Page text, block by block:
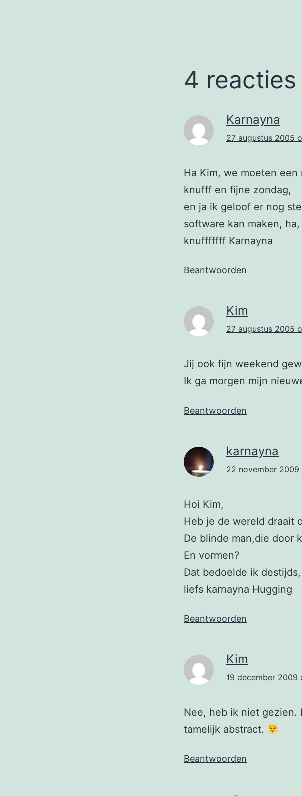
4 reacties
Karnayna
27 augustus 2005
Ha Kim, we moeten
knufff en fijne zondag,
en ja ik geloof er nog
software kan maken,
knufffffff Karnayna
Beantwoorden
Kim
27 augustus 2005
Jij ook fijn weekend
Ik ga morgen mijn
Beantwoorden
karnayna
22 november 2009
Hoi Kim,
Heb je de wereld draait
De blinde man,die door
En vormen?
Dat bedoelde ik
liefs karnayna Hugging
Beantwoorden
Kim
19 december 2009
Nee, heb ik niet
tamelijk abstract.
Beantwoorden